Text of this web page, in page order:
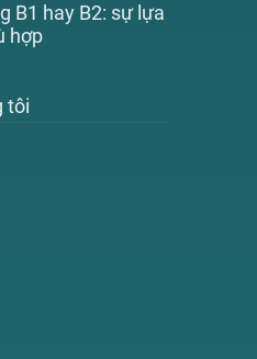
B1 hay B2: sự lựa
hợp
tôi